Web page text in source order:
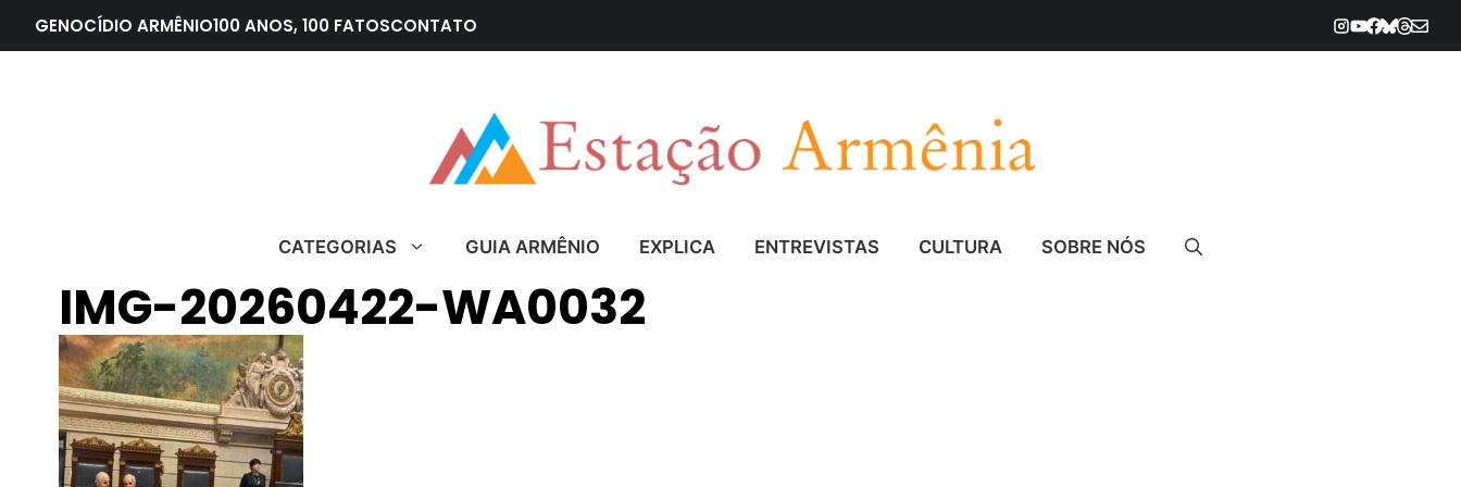
para
GENOCÍDIO ARMÊNIO100 ANOS, 100 FATOSCONTATO
CATEGORIAS GUIA ARMÊNIO EXPLICA ENTREVISTAS CULTURA SOBRE NÓS
IMG-20260422-WA0032